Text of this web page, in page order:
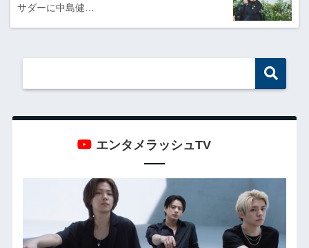
サダーに中島健…
エンタメラッシュTV